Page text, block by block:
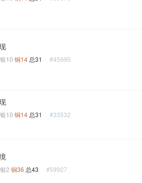
银10 铜14 总31 #45995
银10 铜14 总31 #33532
银2 铜36 总43 #59927